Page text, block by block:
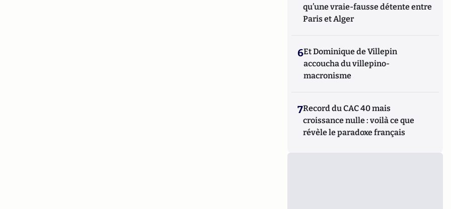
qu’une vraie-fausse détente entre
Paris et Alger
6Et Dominique de Villepin
accoucha du villepino-
macronisme
7Record du CAC 40 mais
croissance nulle : voilà ce que
révèle le paradoxe français